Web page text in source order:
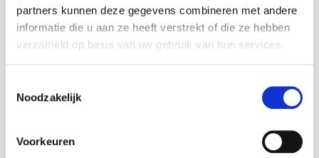
partners kunnen deze gegevens combineren met andere
informatie die u aan ze heeft verstrekt of die ze hebben
verzameld op basis van uw gebruik van hun services.
Noodzakelijk
Voorkeuren
vertrouwde partner
persoonlijke service en maatwerkadvies. Al meer dan 40 jaar
behartigen wij de belangen van onze klanten op het gebied